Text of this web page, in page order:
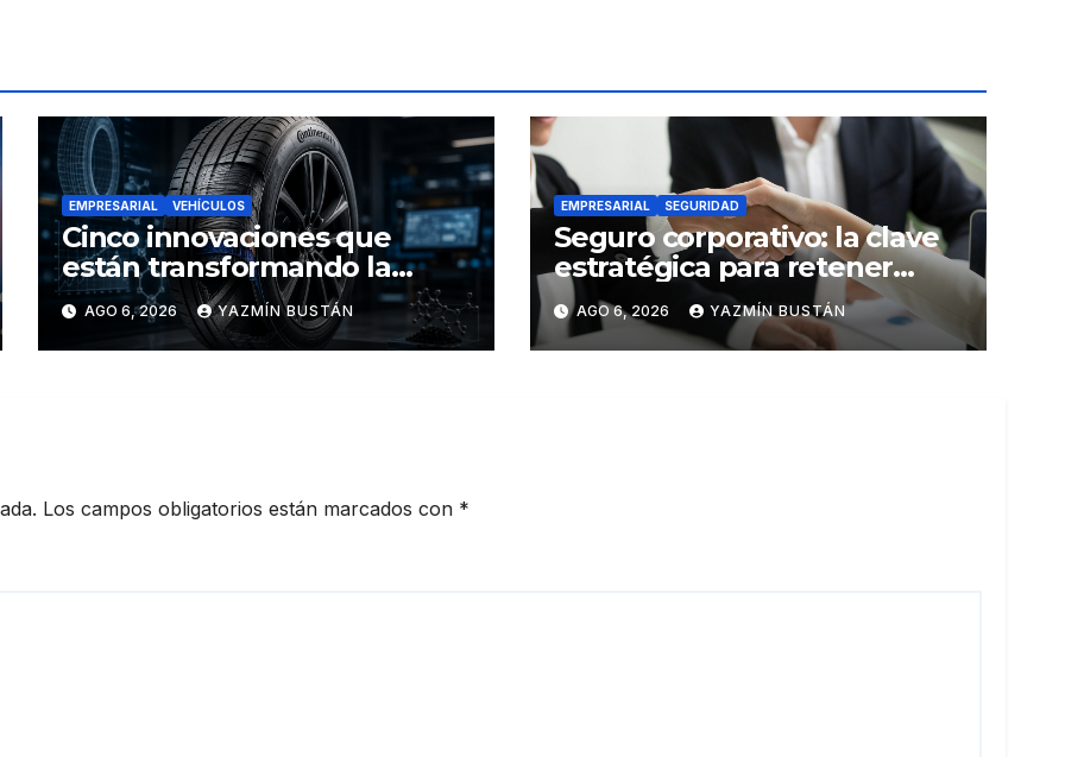
EMPRESARIAL VEHÍCULOS
Cinco innovaciones que
están transformando la
industria de los neumáticos y
redefinen el futuro de la
movilidad
AGO 6, 2026 YAZMÍN BUSTÁN
EMPRESARIAL SEGURIDAD
Seguro corporativo: la clave
estratégica para retener
talento en Ecuador
AGO 6, 2026 YAZMÍN BUSTÁN
Los campos obligatorios están marcados con *